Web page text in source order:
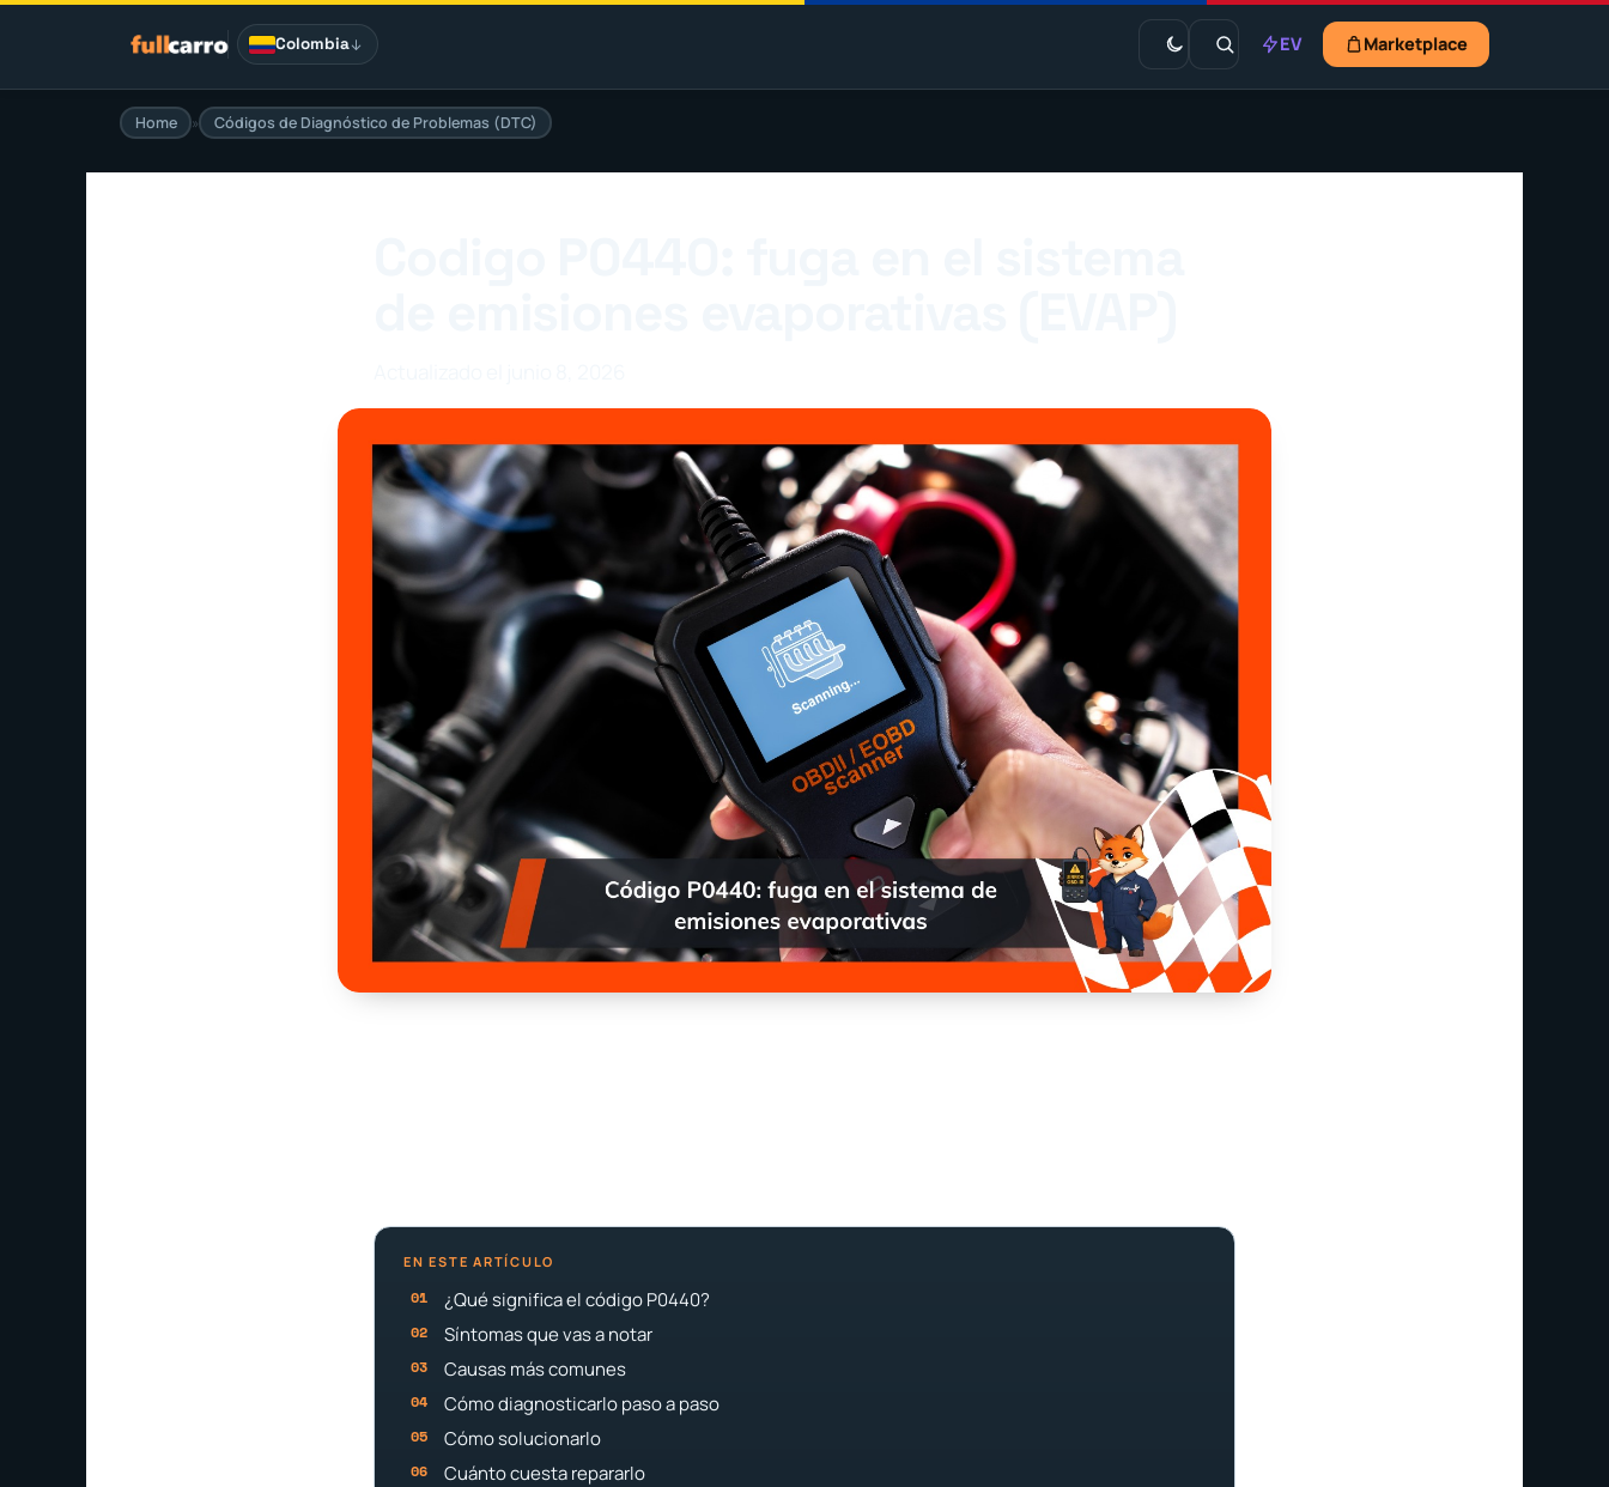
Saltar
Colombia EV Marketplace
Home » Códigos de Diagnóstico de Problemas (DTC)
EN ESTE ARTÍCULO
¿Qué significa el código P0440?
Síntomas que vas a notar
Causas más comunes
Cómo diagnosticarlo paso a paso
Cómo solucionarlo
Cuánto cuesta repararlo